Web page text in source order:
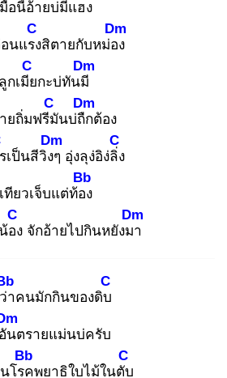
มื้อนี้อ้ายบ่มีแฮง
นแรง
C
สิตายกับหม่อง
Dm
ลูกเมีย
C
กะบ่ทันมี
Dm
ยถิ่มฟรีมั
C
นบ่ถืก
Dm
ต้อง
เป็นสีวิงๆ
Dm
อุ่งลุง่อิง่ลิ่ง
C
เทียวเจ็บแต่ท้อง
Bb
อง
C
จักอ้ายไปกินหยังมา
Dm
าคนมักกินของดิบ
C
นตรายแม่นบ่ครับ
นโรค
Bb
พยาธิใบไม้ในตับ
C